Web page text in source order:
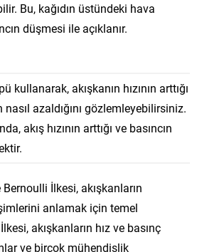
Bu, kağıdın üstündeki hava
düşmesi ile açıklanır.
kullanarak, akışkanın hızının arttığı
nasıl azaldığını gözlemleyebilirsiniz.
akış hızının arttığı ve basıncın
Bernoulli İlkesi, akışkanların
anlamak için temel
akışkanların hız ve basınç
ve birçok mühendislik